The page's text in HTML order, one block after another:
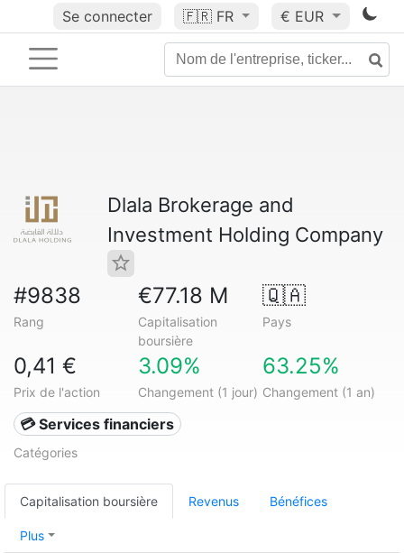
Se connecter 🇫🇷 FR € EUR
Dlala Brokerage and
Investment Holding Company
#9838
Rang
€77.18 M
Capitalisation
boursière
🇶🇦
Pays
0,41 €
Prix de l'action
3.09%
Changement (1 jour)
63.25%
Changement (1 an)
💳 Services financiers
Catégories
Capitalisation boursière Revenus Bénéfices
Plus